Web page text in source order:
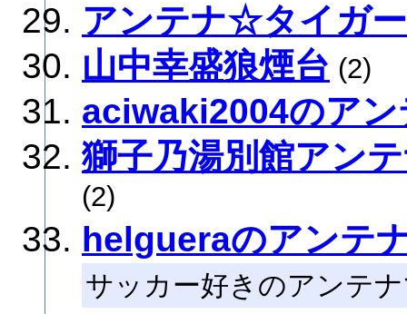
アンテナ☆タイガー
山中幸盛狼煙台 (2)
aciwaki2004のアン
獅子乃湯別館アン
(2)
helgueraのアンテ
サッカー好きのアンテ